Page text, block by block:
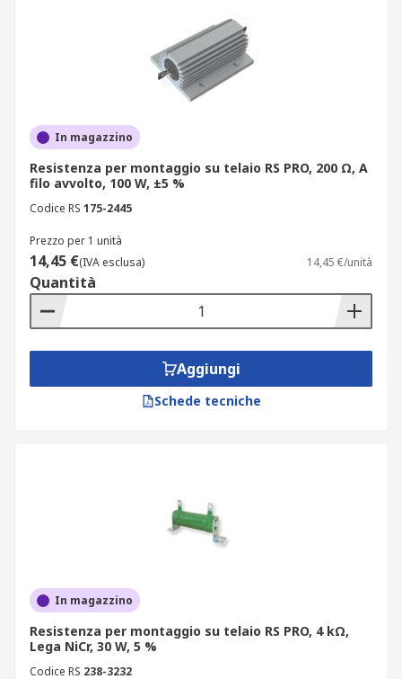
In magazzino
Resistenza per montaggio su telaio RS PRO, 200 Ω, A
filo avvolto, 100 W, ±5 %
Codice RS 175-2445
Prezzo per 1 unità
14,45 €(IVA esclusa) 14,45 €/unità
Quantità
Aggiungi
Schede tecniche
In magazzino
Resistenza per montaggio su telaio RS PRO, 4 kΩ,
Lega NiCr, 30 W, 5 %
Codice RS 238-3232